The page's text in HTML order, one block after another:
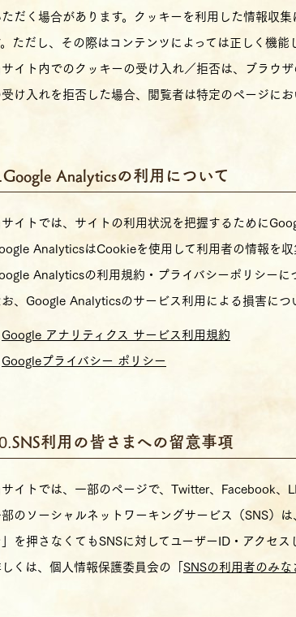
だく場合があります。クッキーを利用した情報収
ただし、その際はコンテンツによっては正しく機
イト内でのクッキーの受け入れ／拒否は、ブラウ
け入れを拒否した場合、閲覧者は特定のページに
Google Analyticsの利用について
イトでは、サイトの利用状況を把握するために
AnalyticsはCookieを使用して利用者の情報を
Analyticsの利用規約・プライバシーポリシー
、Google Analyticsのサービス利用による損害につ
Google アナリティクス サービス利用規約
Googleプライバシー ポリシー
SNS利用の皆さまへの留意事項
イトでは、一部のページで、Twitter、Facebook、
のソーシャルネットワーキングサービス（SNS）
を押さなくてもSNSに対してユーザーID・アクセ
くは、個人情報保護委員会の「SNSの利用者のみ